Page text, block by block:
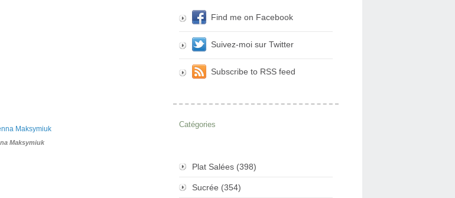
Maksymiuk
Find me on Facebook
Suivez-moi sur Twitter
Subscribe to RSS feed
Catégories
Plat Salées (398)
Sucrée (354)